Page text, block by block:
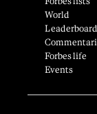
World
Leaderboard
Forbes life
Events